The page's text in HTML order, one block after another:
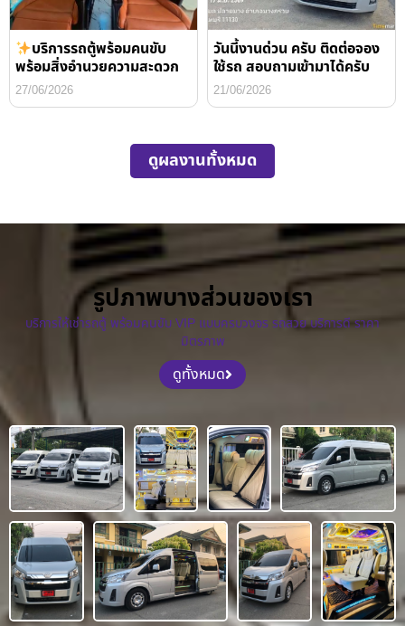
บริการรถตู้พร้อมคนขับ
พร้อมสิ่งอำนวยความสะดวก
27/06/2026
วันนี้งานด่วน ครับ ติดต่อจอง
ใช้รถ สอบถามเข้ามาได้ครับ
21/06/2026
ดูผลงานทั้งหมด
รูปภาพบางส่วนของเรา
บริการให้เช่ารถตู้ พร้อมคนขับ VIP แบบครบวงจร รถสวย บริการดี ราคา
มิตรภาพ
ดูทั้งหมด